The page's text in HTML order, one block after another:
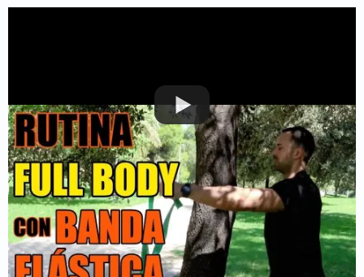
Puedes consultar más videos en nuestrocanal de YouTube.
Rutina para brazos con banda elástica circular